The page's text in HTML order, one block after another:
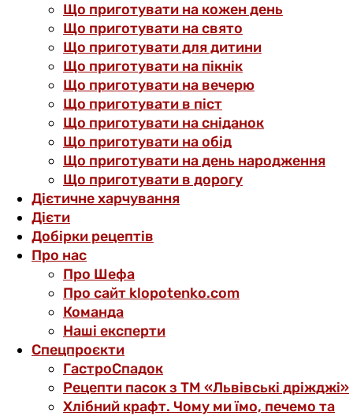
Що приготувати на кожен день
Що приготувати на свято
Що приготувати для дитини
Що приготувати на пікнік
Що приготувати на вечерю
Що приготувати в піст
Що приготувати на сніданок
Що приготувати на обід
Що приготувати на день народження
Що приготувати в дорогу
Дієтичне харчування
Дієти
Добірки рецептів
Про нас
Про Шефа
Про сайт klopotenko.com
Команда
Наші експерти
Спецпроєкти
ГастроСпадок
Рецепти пасок з ТМ «Львівські дріжджі»
Хлібний крафт. Чому ми їмо, печемо та